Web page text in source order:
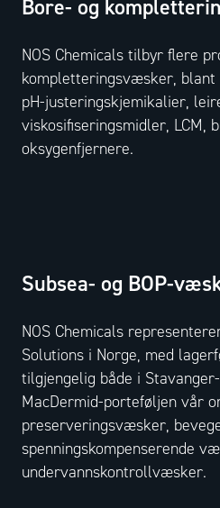
Bore- og
NOS Chemicals tilbyr flere
kompletteringsvæsker, blant
pH-justeringskjemikalier,
viskosifiseringsmidler, LCM,
oksygenfjernere.
Subsea- og BOP-
NOS Chemicals
Solutions i Norge, med
tilgjengelig både i
MacDermid-porteføljen vår
preserveringsvæsker,
spenningskompenserende
undervannskontrollvæsker.